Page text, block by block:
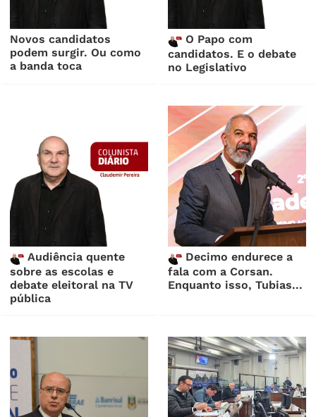
Novos candidatos
podem surgir. Ou como
a banda toca
O Papo com
candidatos. E o debate
no Legislativo
Audiência quente
sobre as escolas e
debate eleitoral na TV
pública
Decimo endurece a
fala com a Corsan.
Enquanto isso, Tubias...